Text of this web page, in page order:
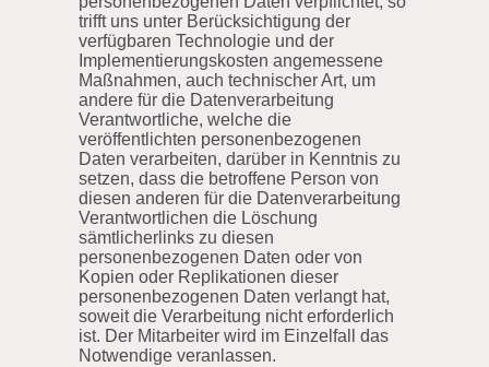
trifft uns unter Berücksichtigung der
verfügbaren Technologie und der
Implementierungskosten angemessene
Maßnahmen, auch technischer Art, um
andere für die Datenverarbeitung
Verantwortliche, welche die
veröffentlichten personenbezogenen
Daten verarbeiten, darüber in Kenntnis zu
setzen, dass die betroffene Person von
diesen anderen für die Datenverarbeitung
Verantwortlichen die Löschung
sämtlicherlinks zu diesen
personenbezogenen Daten oder von
Kopien oder Replikationen dieser
personenbezogenen Daten verlangt hat,
soweit die Verarbeitung nicht erforderlich
ist. Der Mitarbeiter wird im Einzelfall das
Notwendige veranlassen.